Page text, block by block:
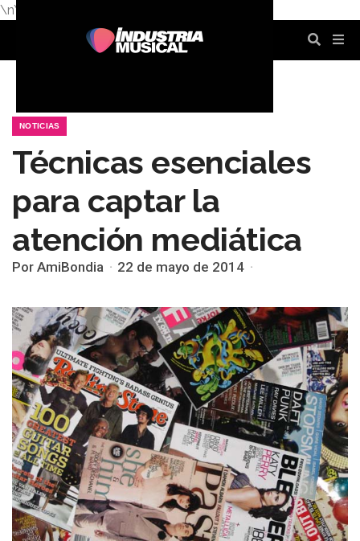
\n\n
NOTICIAS
Técnicas esenciales
para captar la
atención mediática
Por AmiBondia 22 de mayo de 2014